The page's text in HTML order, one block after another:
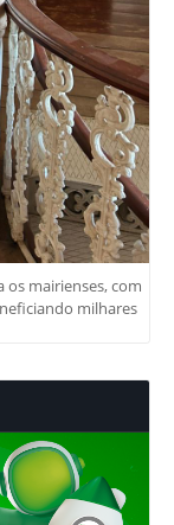
mairienses, com
milhares